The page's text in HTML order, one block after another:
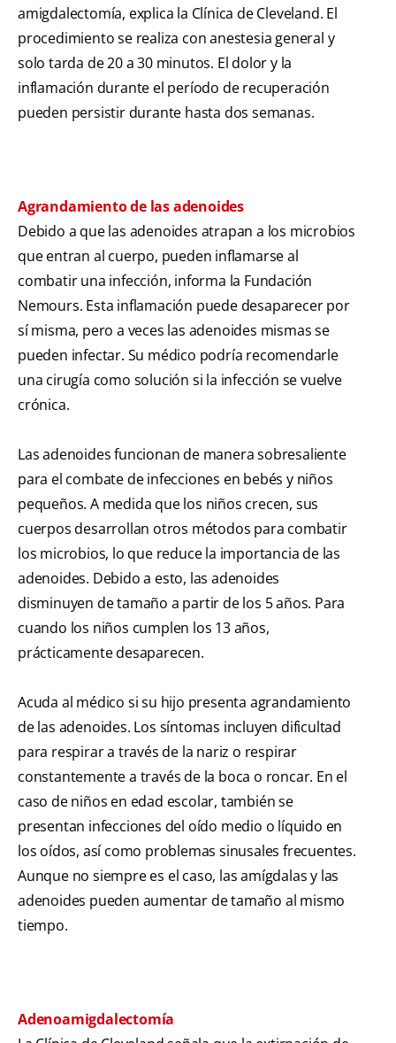
amigdalectomía, explica la Clínica de Cleveland. El
procedimiento se realiza con anestesia general y
solo tarda de 20 a 30 minutos. El dolor y la
inflamación durante el período de recuperación
pueden persistir durante hasta dos semanas.
Agrandamiento de las adenoides
Debido a que las adenoides atrapan a los microbios
que entran al cuerpo, pueden inflamarse al
combatir una infección, informa la Fundación
Nemours. Esta inflamación puede desaparecer por
sí misma, pero a veces las adenoides mismas se
pueden infectar. Su médico podría recomendarle
una cirugía como solución si la infección se vuelve
crónica.
Las adenoides funcionan de manera sobresaliente
para el combate de infecciones en bebés y niños
pequeños. A medida que los niños crecen, sus
cuerpos desarrollan otros métodos para combatir
los microbios, lo que reduce la importancia de las
adenoides. Debido a esto, las adenoides
disminuyen de tamaño a partir de los 5 años. Para
cuando los niños cumplen los 13 años,
prácticamente desaparecen.
Acuda al médico si su hijo presenta agrandamiento
de las adenoides. Los síntomas incluyen dificultad
para respirar a través de la nariz o respirar
constantemente a través de la boca o roncar. En el
caso de niños en edad escolar, también se
presentan infecciones del oído medio o líquido en
los oídos, así como problemas sinusales frecuentes.
Aunque no siempre es el caso, las amígdalas y las
adenoides pueden aumentar de tamaño al mismo
tiempo.
Adenoamigdalectomía